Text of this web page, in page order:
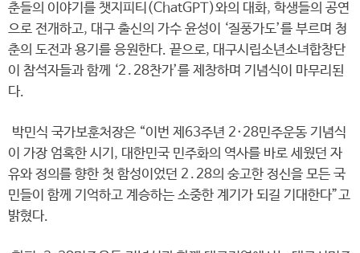
춘들의 이야기를 챗지피티(ChatGPT)와의 대화, 학생들의 공연
으로 전개하고, 대구 출신의 가수 윤성이 ‘질풍가도’를 부르며 청
춘의 도전과 용기를 응원한다. 끝으로, 대구시립소년소녀합창단
이 참석자들과 함께 ‘2․28찬가’를 제창하며 기념식이 마무리된
다.
박민식 국가보훈처장은 “이번 제63주년 2·28민주운동 기념식
이 가장 엄혹한 시기, 대한민국 민주화의 역사를 바로 세웠던 자
유와 정의를 향한 첫 함성이었던 2․28의 숭고한 정신을 모든 국
민들이 함께 기억하고 계승하는 소중한 계기가 되길 기대한다”고
밝혔다.